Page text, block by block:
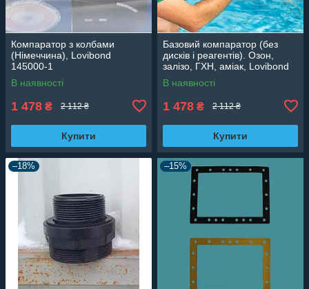
Компаратор з колбами
(Німеччина), Lovibond
145000-1
В наявності
1 478 ₴ 2 112 ₴
Купити
Базовий компаратор (без
дисків і реагентів). Озон,
залізо, ГХН, аміак, Lovibond
(Німеччина) 145000
В наявності
1 478 ₴ 2 112 ₴
Купити
–18% –15%